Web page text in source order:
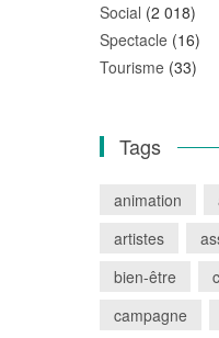
Social (2 018)
Spectacle (16)
Tourisme (33)
Tags
animation
artistes
bien-être
campagne